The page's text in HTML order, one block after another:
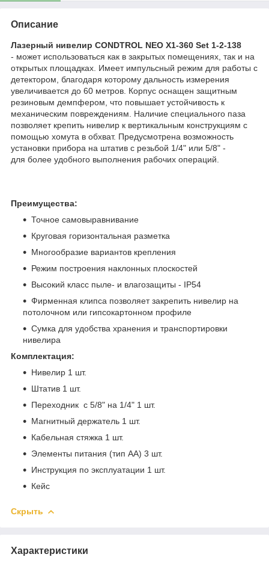
Описание
Лазерный нивелир CONDTROL NEO X1-360 Set 1-2-138
- может использоваться как в закрытых помещениях, так и на
открытых площадках. Имеет импульсный режим для работы с
детектором, благодаря которому дальность измерения
увеличивается до 60 метров. Корпус оснащен защитным
резиновым демпфером, что повышает устойчивость к
механическим повреждениям. Наличие специального паза
позволяет крепить нивелир к вертикальным конструкциям с
помощью хомута в обхват. Предусмотрена возможность
установки прибора на штатив с резьбой 1/4" или 5/8" -
для более удобного выполнения рабочих операций.
Преимущества:
Точное самовыравнивание
Круговая горизонтальная разметка
Многообразие вариантов крепления
Режим построения наклонных плоскостей
Высокий класс пыле- и влагозащиты - IP54
Фирменная клипса позволяет закрепить нивелир на
потолочном или гипсокартонном профиле
Сумка для удобства хранения и транспортировки
нивелира
Комплектация:
Нивелир 1 шт.
Штатив 1 шт.
Переходник с 5/8" на 1/4" 1 шт.
Магнитный держатель 1 шт.
Кабельная стяжка 1 шт.
Элементы питания (тип АА) 3 шт.
Инструкция по эксплуатации 1 шт.
Кейс
Скрыть
Характеристики